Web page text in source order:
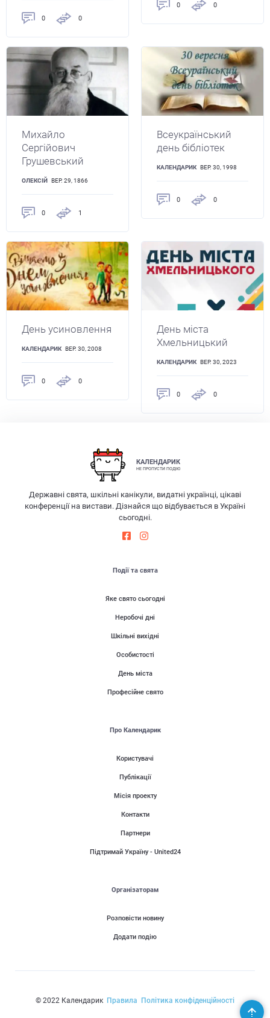
0 0
0 0
Михайло
Сергійович
Грушевський
ОЛЕКСІЙ ВЕР. 29, 1866
0 1
Всеукраїнський
день бібліотек
КАЛЕНДАРИК ВЕР. 30, 1998
0 0
День усиновлення
КАЛЕНДАРИК ВЕР. 30, 2008
0 0
День міста
Хмельницький
КАЛЕНДАРИК ВЕР. 30, 2023
0 0
КАЛЕНДАРИК
НЕ ПРОПУСТИ ПОДІЮ
Державні свята, шкільні канікули, видатні українці, цікаві
конференції на вистави. Дізнайся що відбувається в Україні
сьогодні.
Події та свята
Яке свято сьогодні
Неробочі дні
Шкільні вихідні
Особистості
День міста
Професійне свято
Про Календарик
Користувачі
Публікації
Місія проекту
Контакти
Партнери
Підтримай Україну - United24
Організаторам
Розповісти новину
Додати подію
© 2022 Календарик Правила Політика конфіденційності